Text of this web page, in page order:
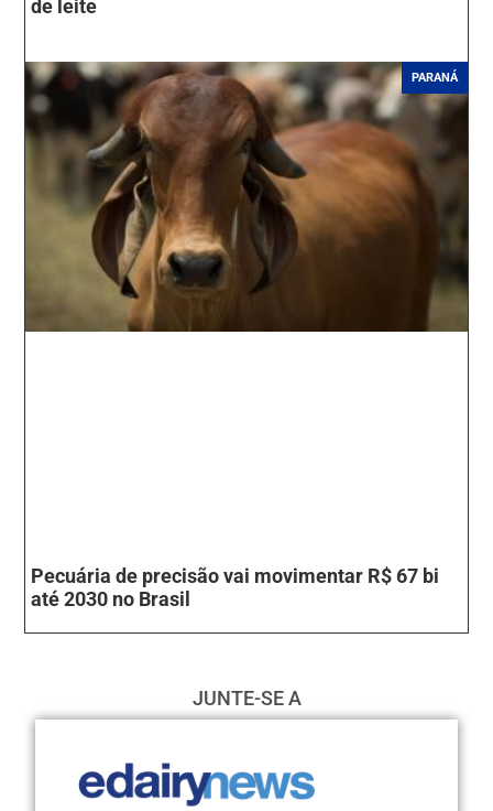
de leite
PARANÁ
Pecuária de precisão vai movimentar R$ 67 bi
até 2030 no Brasil
JUNTE-SE A